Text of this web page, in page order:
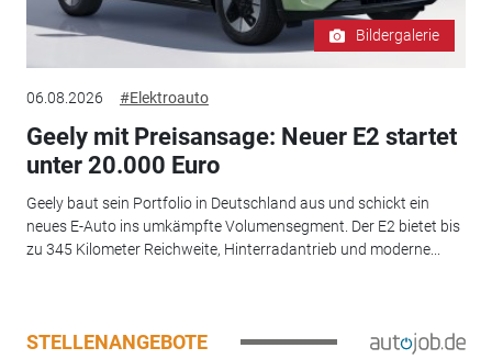
Bildergalerie
06.08.2026 #Elektroauto
Geely mit Preisansage: Neuer E2 startet
unter 20.000 Euro
Geely baut sein Portfolio in Deutschland aus und schickt ein
neues E-Auto ins umkämpfte Volumensegment. Der E2 bietet bis
zu 345 Kilometer Reichweite, Hinterradantrieb und moderne...
STELLENANGEBOTE